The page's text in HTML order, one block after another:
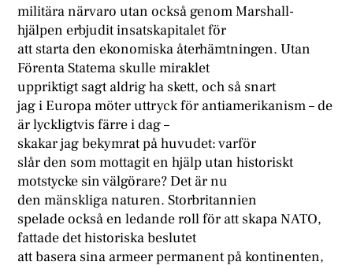
militära närvaro utan också genom Marshall-
hjälpen erbjudit insatskapitalet för
att starta den ekonomiska återhämtningen. Utan
Förenta Statema skulle miraklet
uppriktigt sagt aldrig ha skett, och så snart
jag i Europa möter uttryck för antiamerikanism – de
är lyckligtvis färre i dag –
skakar jag bekymrat på huvudet: varför
slår den som mottagit en hjälp utan historiskt
motstycke sin välgörare? Det är nu
den mänskliga naturen. Storbritannien
spelade också en ledande roll för att skapa NATO,
fattade det historiska beslutet
att basera sina armeer permanent på kontinenten,